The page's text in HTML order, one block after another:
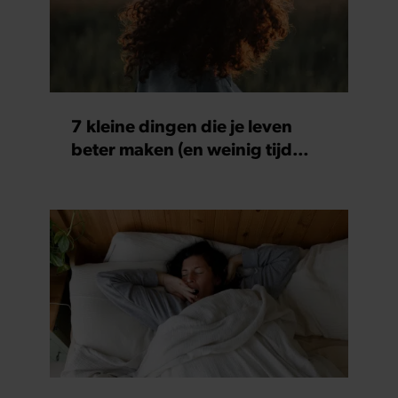
7 kleine dingen die je leven
beter maken (en weinig tijd